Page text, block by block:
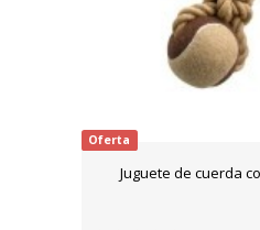
Oferta
Juguete de cuerda